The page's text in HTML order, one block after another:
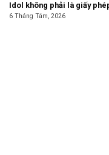
Idol không phải là giấy
6 Tháng Tám, 2026